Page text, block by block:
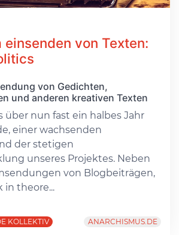
von Texten:
von Gedichten,
und anderen kreativen Texten
über nun fast ein halbes Jahr
einer wachsenden
der stetigen
unseres Projektes. Neben
von Blogbeiträgen,
in theore...
KOLLEKTIV ANARCHISMUS.DE